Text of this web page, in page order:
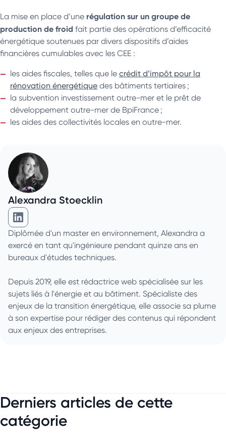
La mise en place d’une régulation sur un groupe de
production de froid fait partie des opérations d’efficacité
énergétique soutenues par divers dispositifs d’aides
financières cumulables avec les CEE :
les aides fiscales, telles que le crédit d’impôt pour la
rénovation énergétique des bâtiments tertiaires ;
la subvention investissement outre-mer et le prêt de
développement outre-mer de BpiFrance ;
les aides des collectivités locales en outre-mer.
Alexandra Stoecklin
Alexandra Stoecklin sur Linkedin
Diplômée d'un master en environnement, Alexandra a
exercé en tant qu'ingénieure pendant quinze ans en
bureaux d'études techniques.
Depuis 2019, elle est rédactrice web spécialisée sur les
sujets liés à l'énergie et au bâtiment. Spécialiste des
enjeux de la transition énergétique, elle associe sa plume
à son expertise pour rédiger des contenus qui répondent
aux enjeux des entreprises.
Derniers articles de cette
catégorie